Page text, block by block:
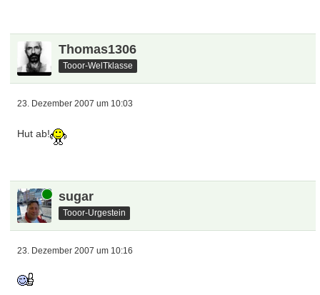
Thomas1306
Tooor-WelTklasse
23. Dezember 2007 um 10:03
Hut ab!
Online sugar
Tooor-Urgestein
23. Dezember 2007 um 10:16